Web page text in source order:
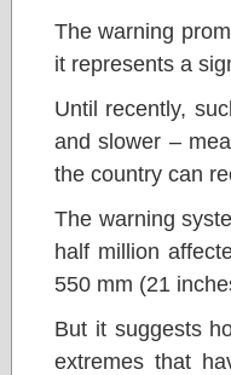
The warning
it represents a
Until recently,
and slower –
the country can
The warning
half million
550 mm (21
But it suggests
extremes that